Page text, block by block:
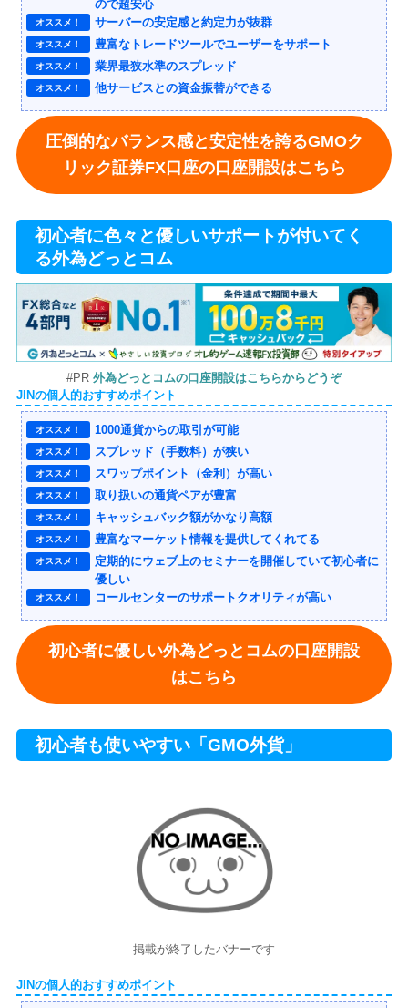
ので超安心
オススメ！ サーバーの安定感と約定力が抜群
オススメ！ 豊富なトレードツールでユーザーをサポート
オススメ！ 業界最狭水準のスプレッド
オススメ！ 他サービスとの資金振替ができる
圧倒的なバランス感と安定性を誇るGMOク
リック証券FX口座の口座開設はこちら
初心者に色々と優しいサポートが付いてく
る外為どっとコム
#PR 外為どっとコムの口座開設はこちらからどうぞ
JINの個人的おすすめポイント
オススメ！ 1000通貨からの取引が可能
オススメ！ スプレッド（手数料）が狭い
オススメ！ スワップポイント（金利）が高い
オススメ！ 取り扱いの通貨ペアが豊富
オススメ！ キャッシュバック額がかなり高額
オススメ！ 豊富なマーケット情報を提供してくれてる
オススメ！
定期的にウェブ上のセミナーを開催していて初心者に
優しい
オススメ！ コールセンターのサポートクオリティが高い
初心者に優しい外為どっとコムの口座開設
はこちら
初心者も使いやすい「GMO外貨」
掲載が終了したバナーです
JINの個人的おすすめポイント